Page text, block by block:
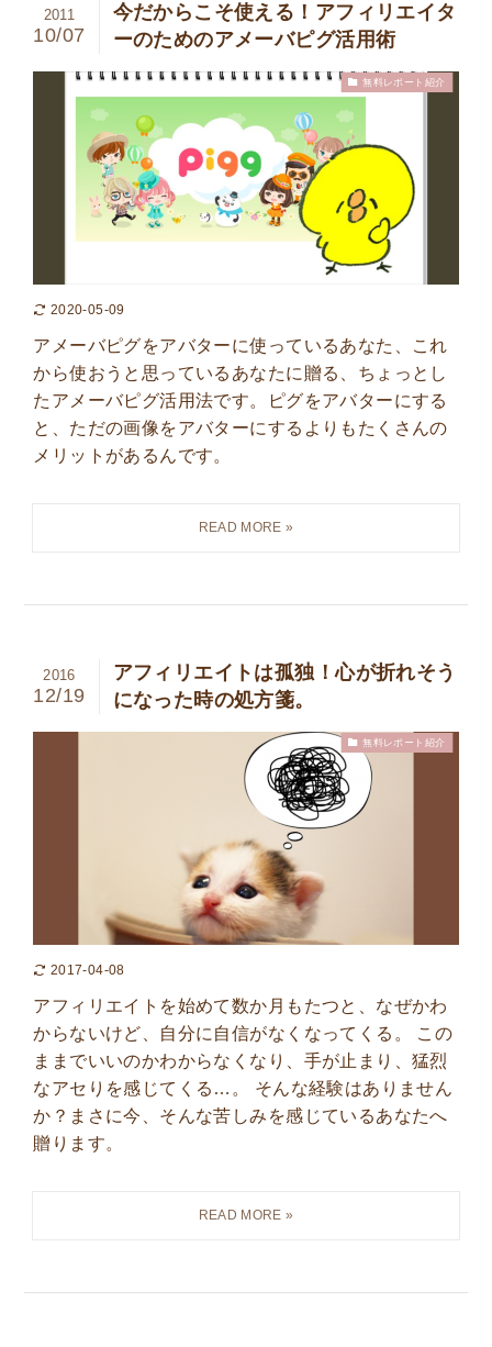
今だからこそ使える！アフィリエイタ
ーのためのアメーバピグ活用術
2011
10/07
無料レポート紹介
2020-05-09
アメーバピグをアバターに使っているあなた、これ
から使おうと思っているあなたに贈る、ちょっとし
たアメーバピグ活用法です。ピグをアバターにする
と、ただの画像をアバターにするよりもたくさんの
メリットがあるんです。
アフィリエイトは孤独！心が折れそう
になった時の処方箋。
2016
12/19
無料レポート紹介
2017-04-08
アフィリエイトを始めて数か月もたつと、なぜかわ
からないけど、自分に自信がなくなってくる。 この
ままでいいのかわからなくなり、手が止まり、猛烈
なアセりを感じてくる…。 そんな経験はありません
か？まさに今、そんな苦しみを感じているあなたへ
贈ります。